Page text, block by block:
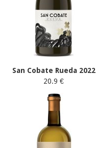
San Cobate Rueda 2022
20.9 €